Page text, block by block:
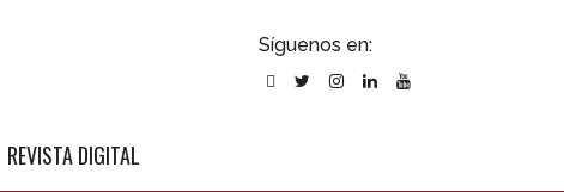
Síguenos en:
REVISTA DIGITAL